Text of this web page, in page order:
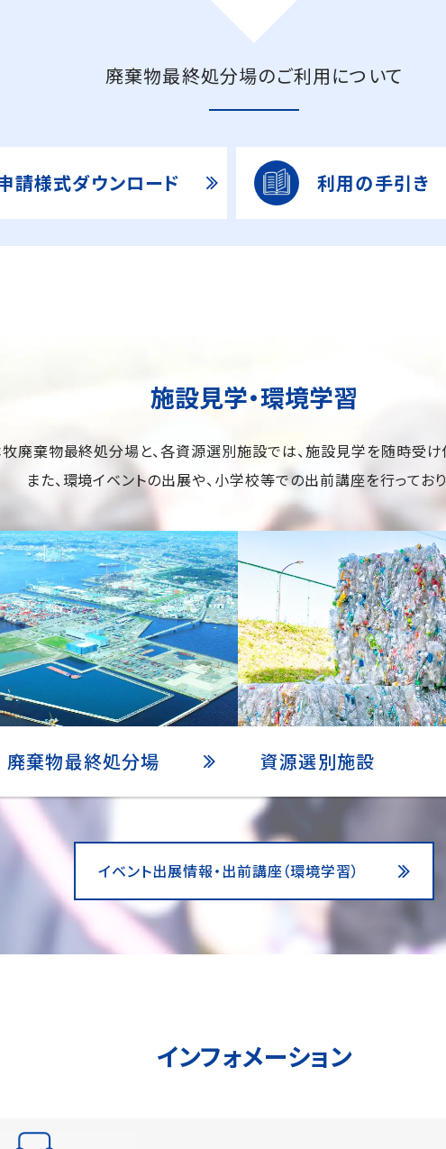
廃棄物最終処分場のご利用について
請様式ダウンロード 利用の手引き
施設見学・環境学習
廃棄物最終処分場と、各資源選別施設では、施設見学を随時受け
また、環境イベントの出展や、小学校等での出前講座を行っており
廃棄物最終処分場 資源選別施設
イベント出展情報・出前講座（環境学習）
インフォメーション